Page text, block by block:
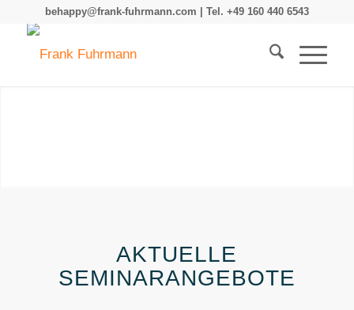
behappy@frank-fuhrmann.com | Tel. +49 160 440 6543
AKTUELLE
SEMINARANGEBOTE